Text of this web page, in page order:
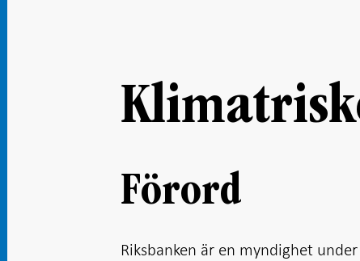
Förord
Riksbanken är en myndighet